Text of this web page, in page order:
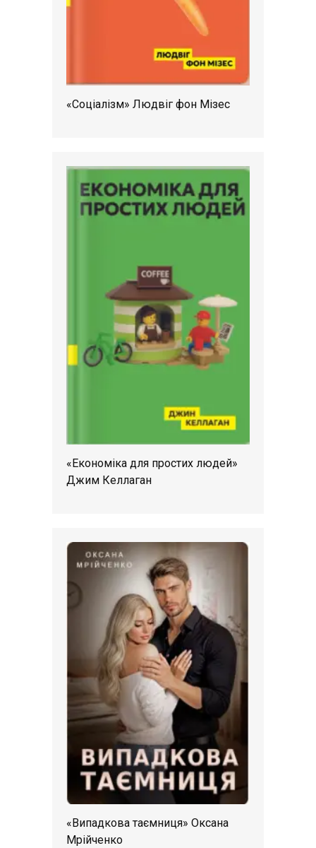
«Соціалізм» Людвіг фон Мізес
«Економіка для простих людей»
Джим Келлаган
«Випадкова таємниця» Оксана
Мрійченко